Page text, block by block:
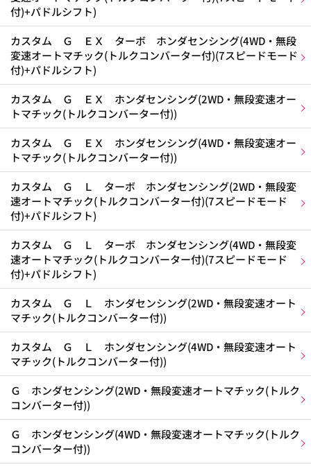
付)+パドルシフト)
カスタム Ｇ ＥＸ ターボ ホンダセンシング(4WD・無段
変速オートマチック(トルクコンバーター付)(7スピードモード
付)+パドルシフト)
カスタム Ｇ ＥＸ ホンダセンシング(2WD・無段変速オー
トマチック(トルクコンバーター付))
カスタム Ｇ ＥＸ ホンダセンシング(4WD・無段変速オー
トマチック(トルクコンバーター付))
カスタム Ｇ Ｌ ターボ ホンダセンシング(2WD・無段変
速オートマチック(トルクコンバーター付)(7スピードモード
付)+パドルシフト)
カスタム Ｇ Ｌ ターボ ホンダセンシング(4WD・無段変
速オートマチック(トルクコンバーター付)(7スピードモード
付)+パドルシフト)
カスタム Ｇ Ｌ ホンダセンシング(2WD・無段変速オート
マチック(トルクコンバーター付))
カスタム Ｇ Ｌ ホンダセンシング(4WD・無段変速オート
マチック(トルクコンバーター付))
Ｇ ホンダセンシング(2WD・無段変速オートマチック(トルク
コンバーター付))
Ｇ ホンダセンシング(4WD・無段変速オートマチック(トルク
コンバーター付))